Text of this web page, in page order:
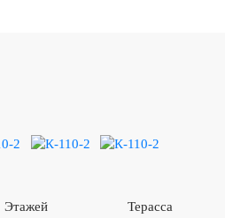
Этажей Терасса